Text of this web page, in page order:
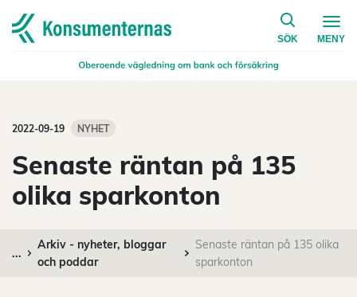
Navigera till startsidan
SÖK
på
MENY
2022-09-19 NYHET
Senaste räntan på 135
olika sparkonton
...
Arkiv - nyheter, bloggar
och poddar
Senaste räntan på 135 olika
sparkonton